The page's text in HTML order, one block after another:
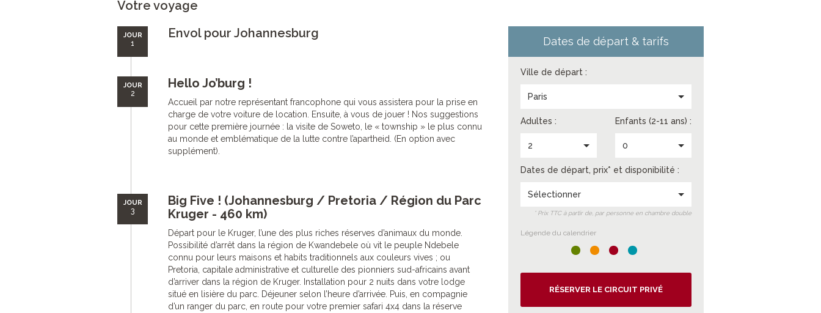
Votre voyage
JOUR
1
Envol pour Johannesburg
JOUR
2
Hello Jo’burg !
Accueil par notre représentant francophone qui vous assistera pour la prise en
charge de votre voiture de location. Ensuite, à vous de jouer ! Nos suggestions
pour cette première journée : la visite de Soweto, le « township » le plus connu
au monde et emblématique de la lutte contre l’apartheid. (En option avec
supplément).
JOUR
3
Big Five ! (Johannesburg / Pretoria / Région du Parc
Kruger - 460 km)
Départ pour le Kruger, l’une des plus riches réserves d’animaux du monde.
Possibilité d’arrêt dans la région de Kwandebele où vit le peuple Ndebele
connu pour leurs maisons et habits traditionnels aux couleurs vives ; ou
Pretoria, capitale administrative et culturelle des pionniers sud-africains avant
d’arriver dans la région de Kruger. Installation pour 2 nuits dans votre lodge
situé en lisière du parc. Déjeuner selon l’heure d’arrivée. Puis, en compagnie
d’un ranger du parc, en route pour votre premier safari 4x4 dans la réserve
Dates de départ & tarifs
Ville de départ :
Paris
Adultes :
2
Enfants (2-11 ans) :
0
Dates de départ, prix* et disponibilité :
Sélectionner
* Prix TTC à partir de, par personne en chambre double
Légende du calendrier
RÉSERVER LE CIRCUIT PRIVÉ